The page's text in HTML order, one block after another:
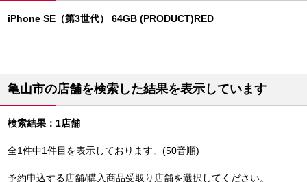
iPhone SE（第3世代） 64GB (PRODUCT)RED
亀山市の店舗を検索した結果を表示しています
検索結果：1店舗
全1件中1件目を表示しております。(50音順)
予約申込する店舗/購入商品受取り店舗を選択してください。